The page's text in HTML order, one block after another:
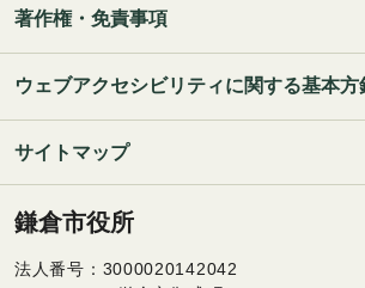
著作権・免責事項
ウェブアクセシビリティに関する基本方
サイトマップ
鎌倉市役所
法人番号：3000020142042